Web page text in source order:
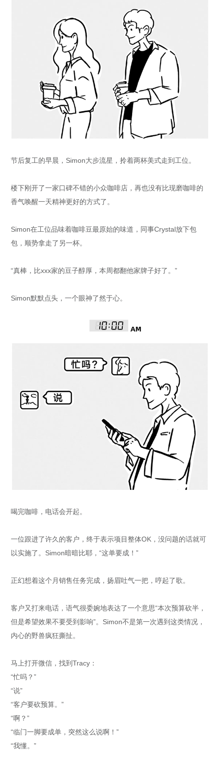
节后复工的早晨，Simon大步流星，拎着两杯美式走到工位。
楼下刚开了一家口碑不错的小众咖啡店，再也没有比现磨咖啡的
香气唤醒一天精神更好的方式了。
Simon在工位品味着咖啡豆最原始的味道，同事Crystal放下包
包，顺势拿走了另一杯。
“真棒，比xxx家的豆子醇厚，本周都翻他家牌子好了。”
Simon默默点头，一个眼神了然于心。
喝完咖啡，电话会开起。
一位跟进了许久的客户，终于表示项目整体OK，没问题的话就可
以实施了。Simon暗暗比耶，“这单要成！”
正幻想着这个月销售任务完成，扬眉吐气一把，哼起了歌。
客户又打来电话，语气很委婉地表达了一个意思“本次预算砍半，
但是希望效果不要受到影响”。Simon不是第一次遇到这类情况，
内心的野兽疯狂撕扯。
马上打开微信，找到Tracy：
“忙吗？”
“说”
“客户要砍预算。”
“啊？”
“临门一脚要成单，突然这么说啊！”
“我懂。”